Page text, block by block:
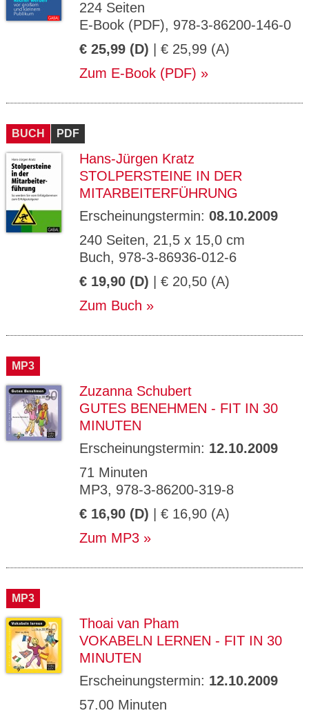
224 Seiten
E-Book (PDF), 978-3-86200-146-0
€ 25,99 (D) | € 25,99 (A)
Zum E-Book (PDF)
BUCH PDF
Hans-Jürgen Kratz
STOLPERSTEINE IN DER
MITARBEITERFÜHRUNG
Erscheinungstermin: 08.10.2009
240 Seiten, 21,5 x 15,0 cm
Buch, 978-3-86936-012-6
€ 19,90 (D) | € 20,50 (A)
Zum Buch
MP3
Zuzanna Schubert
GUTES BENEHMEN - FIT IN 30
MINUTEN
Erscheinungstermin: 12.10.2009
71 Minuten
MP3, 978-3-86200-319-8
€ 16,90 (D) | € 16,90 (A)
Zum MP3
MP3
Thoai van Pham
VOKABELN LERNEN - FIT IN 30
MINUTEN
Erscheinungstermin: 12.10.2009
57.00 Minuten